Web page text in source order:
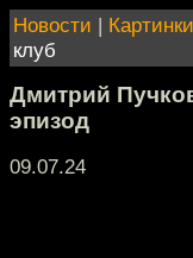
Новости | Картинки
клуб
Дмитрий
эпизод
09.07.24